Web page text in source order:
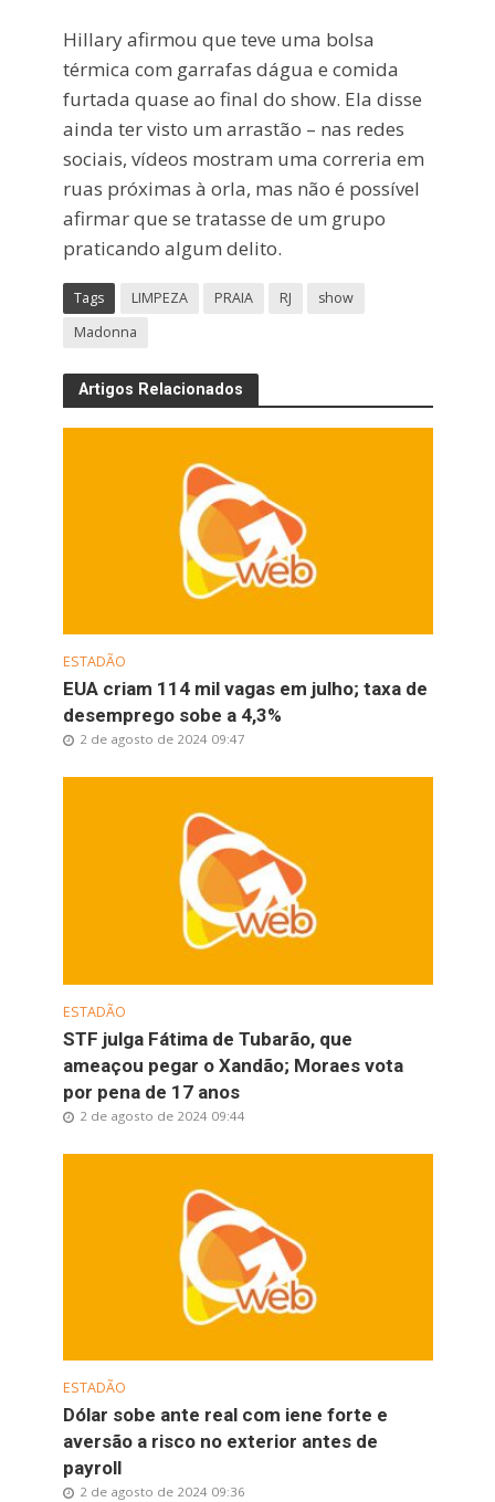
Hillary afirmou que teve uma bolsa
térmica com garrafas dágua e comida
furtada quase ao final do show. Ela disse
ainda ter visto um arrastão – nas redes
sociais, vídeos mostram uma correria em
ruas próximas à orla, mas não é possível
afirmar que se tratasse de um grupo
praticando algum delito.
Tags LIMPEZA PRAIA RJ
show
Madonna
Artigos Relacionados
ESTADÃO
EUA criam 114 mil vagas em julho; taxa de
desemprego sobe a 4,3%
2 de agosto de 2024 09:47
ESTADÃO
STF julga Fátima de Tubarão, que
ameaçou pegar o Xandão; Moraes vota
por pena de 17 anos
2 de agosto de 2024 09:44
ESTADÃO
Dólar sobe ante real com iene forte e
aversão a risco no exterior antes de
payroll
2 de agosto de 2024 09:36